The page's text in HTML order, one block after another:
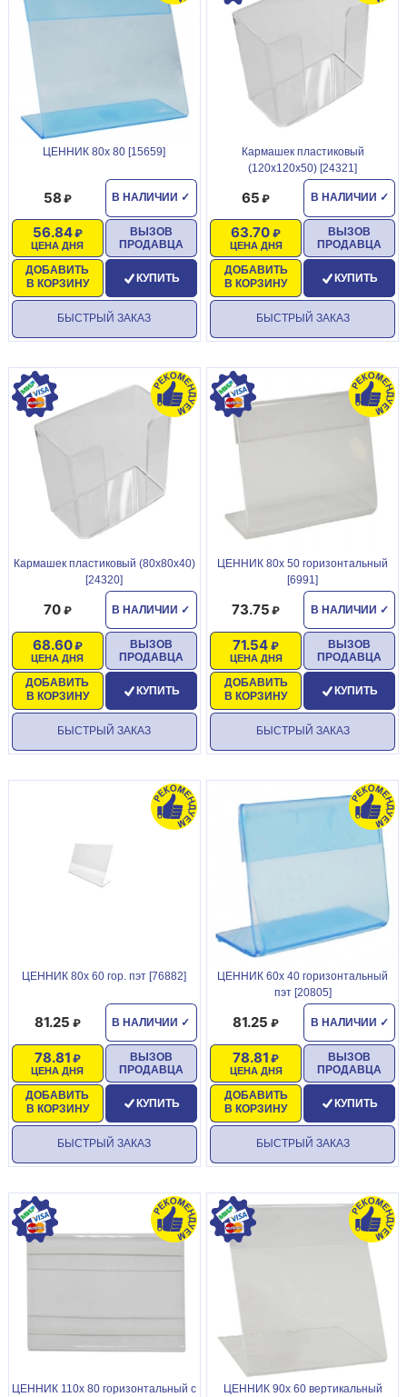
ЦЕННИК 80х 80 [15659]
В НАЛИЧИИ ✓
58
ЦЕНА ДНЯ
56.84
ДОБАВИТЬ
В КОРЗИНУ
ВЫЗОВ
ПРОДАВЦА
КУПИТЬ
БЫСТРЫЙ ЗАКАЗ
Кармашек пластиковый
(120х120х50) [24321]
В НАЛИЧИИ ✓
65
ЦЕНА ДНЯ
63.70
ДОБАВИТЬ
В КОРЗИНУ
ВЫЗОВ
ПРОДАВЦА
КУПИТЬ
БЫСТРЫЙ ЗАКАЗ
Кармашек пластиковый (80х80х40)
[24320]
В НАЛИЧИИ ✓
70
ЦЕНА ДНЯ
68.60
ДОБАВИТЬ
В КОРЗИНУ
ВЫЗОВ
ПРОДАВЦА
КУПИТЬ
БЫСТРЫЙ ЗАКАЗ
ЦЕННИК 80х 50 горизонтальный
[6991]
В НАЛИЧИИ ✓
73.75
ЦЕНА ДНЯ
71.54
ДОБАВИТЬ
В КОРЗИНУ
ВЫЗОВ
ПРОДАВЦА
КУПИТЬ
БЫСТРЫЙ ЗАКАЗ
ЦЕННИК 80х 60 гор. пэт [76882]
В НАЛИЧИИ ✓
81.25
ЦЕНА ДНЯ
78.81
ДОБАВИТЬ
В КОРЗИНУ
ВЫЗОВ
ПРОДАВЦА
КУПИТЬ
БЫСТРЫЙ ЗАКАЗ
ЦЕННИК 60х 40 горизонтальный
пэт [20805]
В НАЛИЧИИ ✓
81.25
ЦЕНА ДНЯ
78.81
ДОБАВИТЬ
В КОРЗИНУ
ВЫЗОВ
ПРОДАВЦА
КУПИТЬ
БЫСТРЫЙ ЗАКАЗ
ЦЕННИК 110х 80 горизонтальный с
ЦЕННИК 90х 60 вертикальный